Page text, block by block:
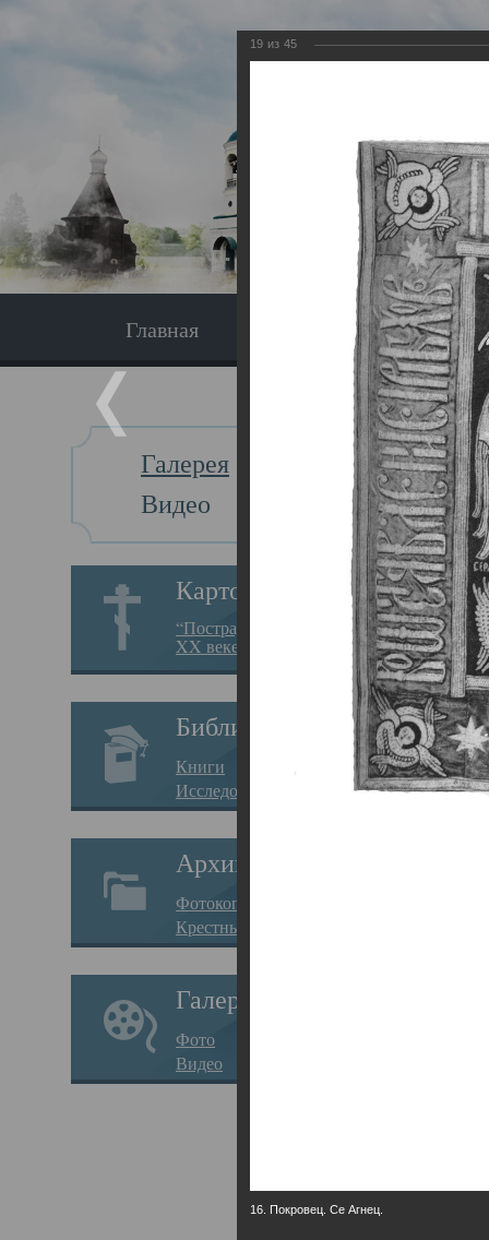
Главная Экскурсия
Галерея
Видео
Картотека
“Пострадавшие за веру в
XX веке на Севере”
Библиотека
Книги
Исследования
Архив
Фотокопии дел
Крестные ходы
Галерея
Фото
Видео
Главная
19 из 45
16. Покровец. Се Агнец.